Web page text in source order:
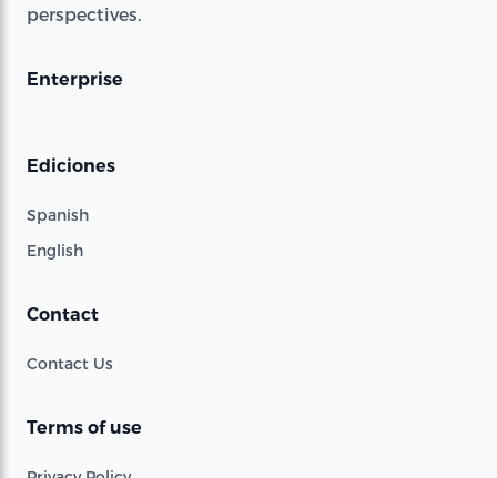
perspectives.
Enterprise
Ediciones
Spanish
English
Contact
Contact Us
Terms of use